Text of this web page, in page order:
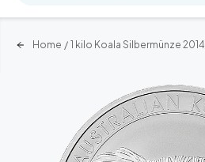
Home / 1 kilo Koala Silbermünze 2014